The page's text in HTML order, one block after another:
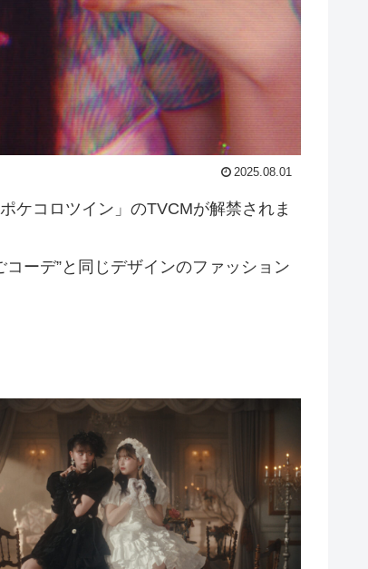
2025.08.01
ケコロツイン」のTVCMが解禁されま
ーデ”と同じデザインのファッション